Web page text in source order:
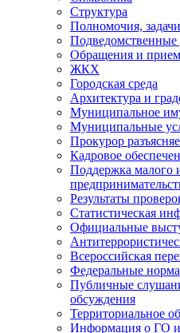
Структура
Полномочия,
Подведомственные
Обращения и
ЖКХ
Городская среда
Архитектура и
Муниципальное
Муниципальные
Прокурор
Кадровое
Поддержка малого
Результаты
Статистическая
Официальные
Всероссийская
Федеральные
Публичные
обсуждения
Территориальное
Информация о ГО